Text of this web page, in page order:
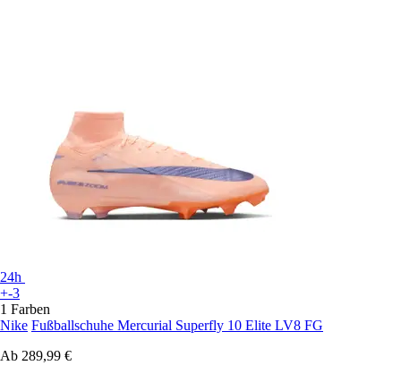
24h
+-3
1 Farben
Nike Fußballschuhe Mercurial Superfly 10 Elite LV8 FG
Ab 289,99 €